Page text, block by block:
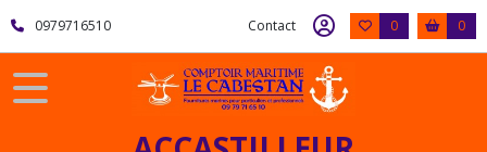
0979716510 Contact 0 0